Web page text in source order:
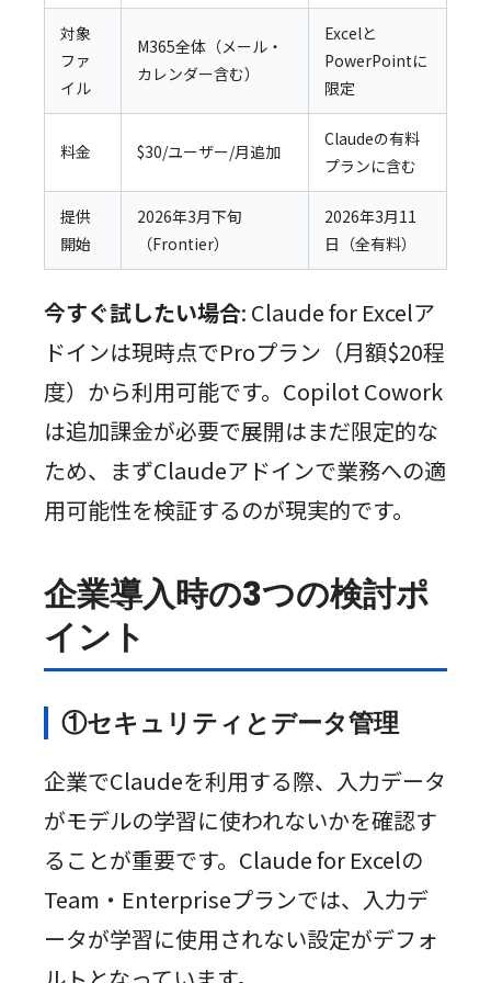
対象
ファ
イル
M365全体（メール・
カレンダー含む）
Excelと
PowerPointに
限定
料金 $30/ユーザー/月追加
Claudeの有料
プランに含む
提供
開始
2026年3月下旬
（Frontier）
2026年3月11
日（全有料）
今すぐ試したい場合: Claude for Excelア
ドインは現時点でProプラン（月額$20程
度）から利用可能です。Copilot Cowork
は追加課金が必要で展開はまだ限定的な
ため、まずClaudeアドインで業務への適
用可能性を検証するのが現実的です。
企業導入時の3つの検討ポ
イント
①セキュリティとデータ管理
企業でClaudeを利用する際、入力データ
がモデルの学習に使われないかを確認す
ることが重要です。Claude for Excelの
Team・Enterpriseプランでは、入力デ
ータが学習に使用されない設定がデフォ